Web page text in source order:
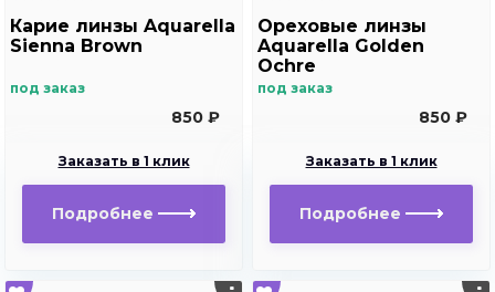
Карие линзы Aquarella
Sienna Brown
под заказ
850 ₽
Заказать в 1 клик
Подробнее
Ореховые линзы
Aquarella Golden
Ochre
под заказ
850 ₽
Заказать в 1 клик
Подробнее